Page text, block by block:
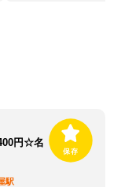
円☆名
駅